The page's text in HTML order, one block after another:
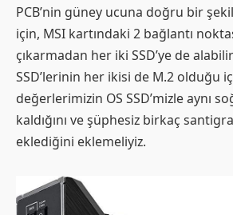
PCB’nin güney ucuna doğru bir
için, MSI kartındaki 2 bağlantı
çıkarmadan her iki SSD’ye de
SSD’lerinin her ikisi de M.2 olduğu
değerlerimizin OS SSD’mizle aynı
kaldığını ve şüphesiz birkaç
eklediğini eklemeliyiz.